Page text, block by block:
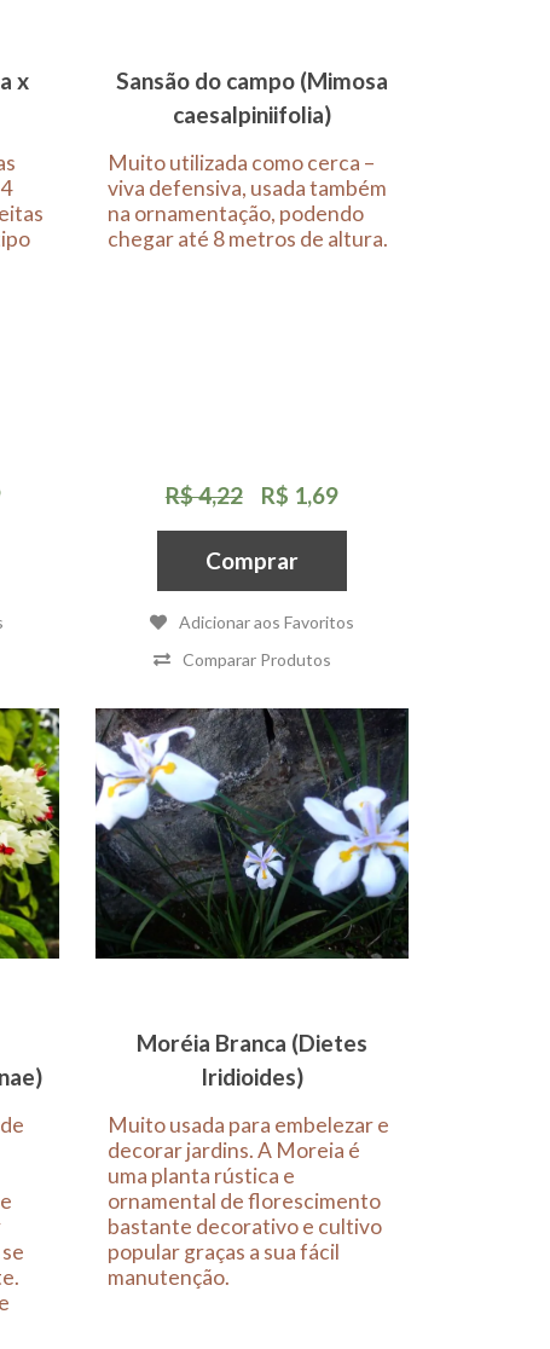
x
Sansão do campo (Mimosa
caesalpiniifolia)
Muito utilizada como cerca –
viva defensiva, usada também
na ornamentação, podendo
chegar até 8 metros de altura.
R$ 4,22 R$ 1,69
Comprar
Comparar Produtos
Adicionar aos Favoritos
Moréia Branca (Dietes
Iridioides)
Muito usada para embelezar e
decorar jardins. A Moreia é
uma planta rústica e
ornamental de florescimento
bastante decorativo e cultivo
popular graças a sua fácil
manutenção.